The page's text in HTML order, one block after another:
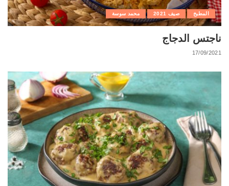
المطبخ صيف 2021 محمد سوسة
ناجتس الدجاج
17/09/2021